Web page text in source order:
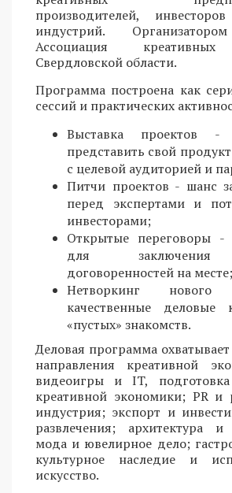
производителей,
индустрий.
Ассоциация
Свердловской области.
Программа построена как
сессий и практических
Выставка проектов -
представить свой
с целевой аудиторией и
Питчи проектов - шанс
перед экспертами и
инвесторами;
Открытые переговоры -
для заключения
договоренностей на месте;
Нетворкинг
качественные деловые
«пустых» знакомств.
Деловая программа
направления креативной
видеоигры и IT,
креативной экономики; PR и
индустрия; экспорт и
развлечения; архитектура и
мода и ювелирное дело;
культурное наследие и
искусство.